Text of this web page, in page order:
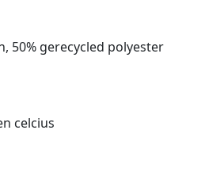
50% gerecycled polyester
celcius